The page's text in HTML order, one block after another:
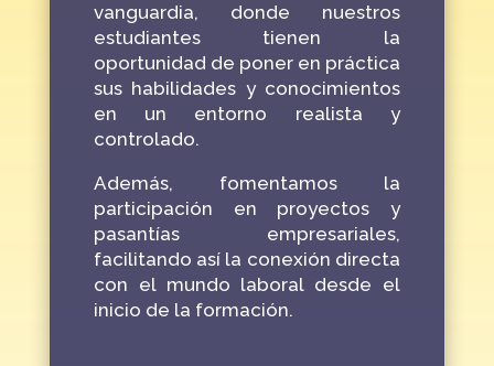
vanguardia, donde nuestros
estudiantes tienen la
oportunidad de poner en práctica
sus habilidades y conocimientos
en un entorno realista y
controlado.
Además, fomentamos la
participación en proyectos y
pasantías empresariales,
facilitando así la conexión directa
con el mundo laboral desde el
inicio de la formación.